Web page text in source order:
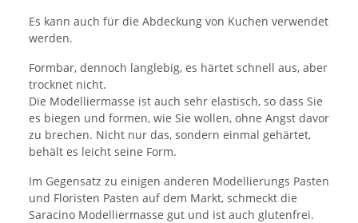
Es kann auch für die Abdeckung von Kuchen verwendet
werden.
Formbar, dennoch langlebig, es härtet schnell aus, aber
trocknet nicht.
Die Modelliermasse ist auch sehr elastisch, so dass Sie
es biegen und formen, wie Sie wollen, ohne Angst davor
zu brechen. Nicht nur das, sondern einmal gehärtet,
behält es leicht seine Form.
Im Gegensatz zu einigen anderen Modellierungs Pasten
und Floristen Pasten auf dem Markt, schmeckt die
Saracino Modelliermasse gut und ist auch glutenfrei.